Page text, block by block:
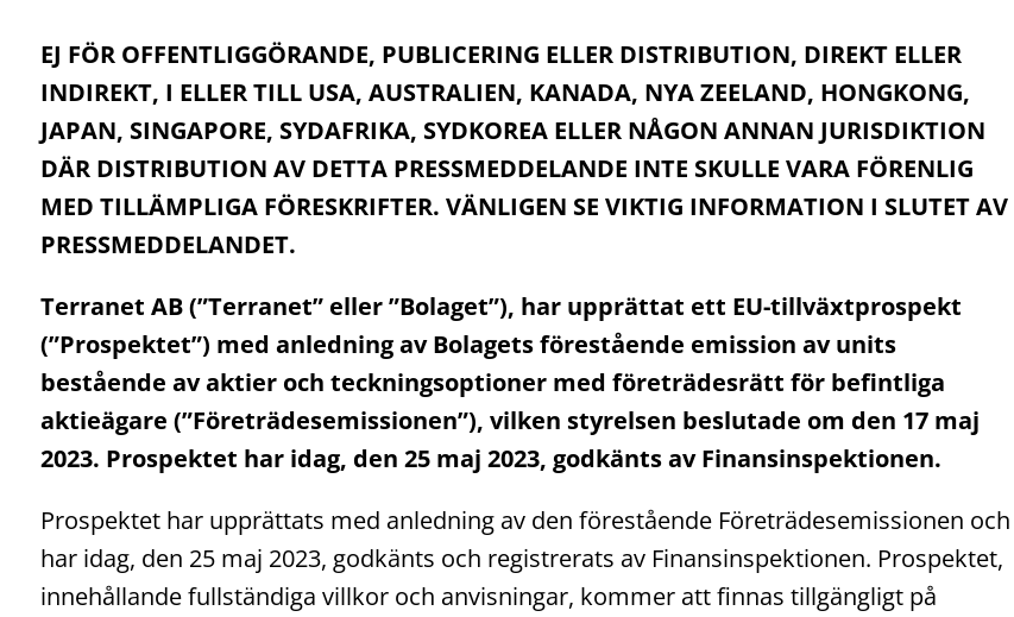
EJ FÖR OFFENTLIGGÖRANDE, PUBLICERING ELLER DISTRIBUTION, DIREKT ELLER
INDIREKT, I ELLER TILL USA, AUSTRALIEN, KANADA, NYA ZEELAND, HONGKONG,
JAPAN, SINGAPORE, SYDAFRIKA, SYDKOREA ELLER NÅGON ANNAN JURISDIKTION
DÄR DISTRIBUTION AV DETTA PRESSMEDDELANDE INTE SKULLE VARA FÖRENLIG
MED TILLÄMPLIGA FÖRESKRIFTER. VÄNLIGEN SE VIKTIG INFORMATION I SLUTET AV
PRESSMEDDELANDET.
Terranet AB (”Terranet” eller ”Bolaget”), har upprättat ett EU-tillväxtprospekt
(”Prospektet”) med anledning av Bolagets förestående emission av units
bestående av aktier och teckningsoptioner med företrädesrätt för befintliga
aktieägare (”Företrädesemissionen”), vilken styrelsen beslutade om den 17 maj
2023. Prospektet har idag, den 25 maj 2023, godkänts av Finansinspektionen.
Prospektet har upprättats med anledning av den förestående Företrädesemissionen och
har idag, den 25 maj 2023, godkänts och registrerats av Finansinspektionen. Prospektet,
innehållande fullständiga villkor och anvisningar, kommer att finnas tillgängligt på